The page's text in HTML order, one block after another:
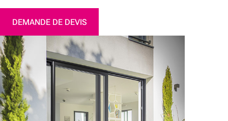
DEMANDE DE DEVIS